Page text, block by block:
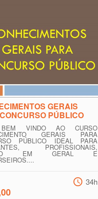
GERAIS
PÚBLICO
VINDO AO CURSO
GERAIS PARA
PÚBLICO IDEAL PARA
PROFISSIONAIS,
EM GERAL E
34h